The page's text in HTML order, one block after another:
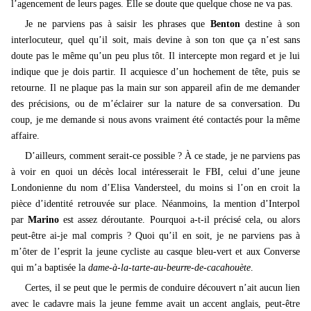
l’agencement de leurs pages. Elle se doute que quelque chose ne va pas.
Je ne parviens pas à saisir les phrases que Benton destine à son
interlocuteur, quel qu’il soit, mais devine à son ton que ça n’est sans
doute pas le même qu’un peu plus tôt. Il intercepte mon regard et je lui
indique que je dois partir. Il acquiesce d’un hochement de tête, puis se
retourne. Il ne plaque pas la main sur son appareil afin de me demander
des précisions, ou de m’éclairer sur la nature de sa conversation. Du
coup, je me demande si nous avons vraiment été contactés pour la même
affaire.
D’ailleurs, comment serait-ce possible ? À ce stade, je ne parviens pas
à voir en quoi un décès local intéresserait le FBI, celui d’une jeune
Londonienne du nom d’Elisa Vandersteel, du moins si l’on en croit la
pièce d’identité retrouvée sur place. Néanmoins, la mention d’Interpol
parMarino est assez déroutante. Pourquoi a-t-il précisé cela, ou alors
peut-être ai-je mal compris ? Quoi qu’il en soit, je ne parviens pas à
m’ôter de l’esprit la jeune cycliste au casque bleu-vert et aux Converse
qui m’a baptisée la dame-à-la-tarte-au-beurre-de-cacahouète
Certes, il se peut que le permis de conduire découvert n’ait aucun lien
avec le cadavre mais la jeune femme avait un accent anglais, peut-être